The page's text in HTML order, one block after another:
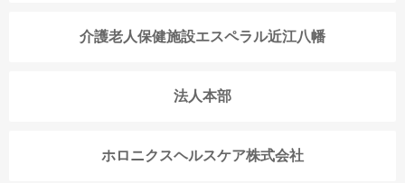
介護老人保健施設エスペラル近江八幡
法人本部
ホロニクスヘルスケア株式会社